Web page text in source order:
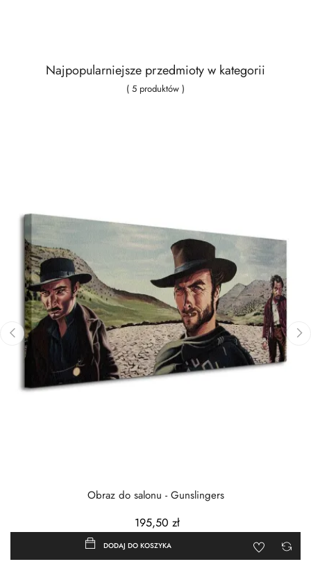
Najpopularniejsze przedmioty w kategorii
( 5 produktów )
Obraz do salonu - Gunslingers
195,50 zł
DODAJ DO KOSZYKA